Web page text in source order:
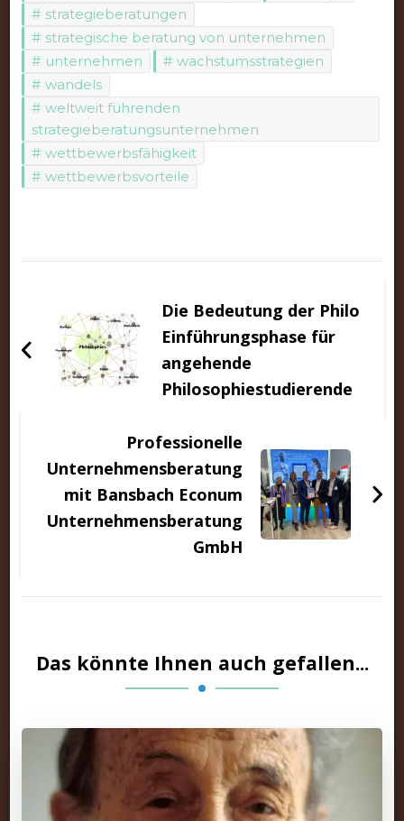
strategieberatungen
strategische beratung von unternehmen
unternehmen
wachstumsstrategien
wandels
weltweit führenden
strategieberatungsunternehmen
wettbewerbsfähigkeit
wettbewerbsvorteile
Die Bedeutung der Philo
Einführungsphase für
angehende
Philosophiestudierende
Professionelle
Unternehmensberatung
mit Bansbach Econum
Unternehmensberatung
GmbH
Das könnte Ihnen auch gefallen...